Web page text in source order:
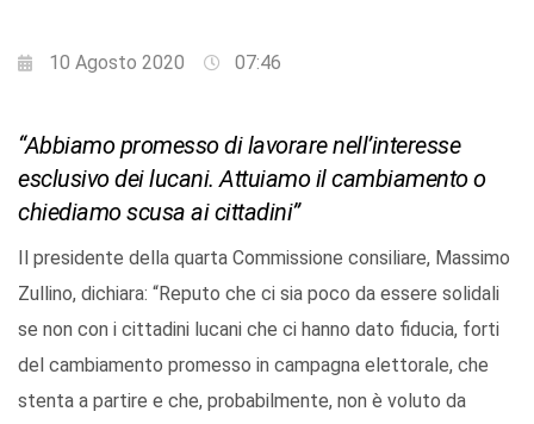
10 Agosto 2020 07:46
“Abbiamo promesso di lavorare nell’interesse
esclusivo dei lucani. Attuiamo il cambiamento o
chiediamo scusa ai cittadini”
Il presidente della quarta Commissione consiliare, Massimo
Zullino, dichiara: “Reputo che ci sia poco da essere solidali
se non con i cittadini lucani che ci hanno dato fiducia, forti
del cambiamento promesso in campagna elettorale, che
stenta a partire e che, probabilmente, non è voluto da